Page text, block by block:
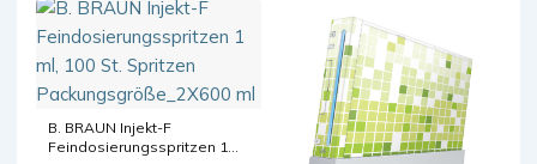
B. BRAUN Injekt-F
Feindosierungsspritzen 1